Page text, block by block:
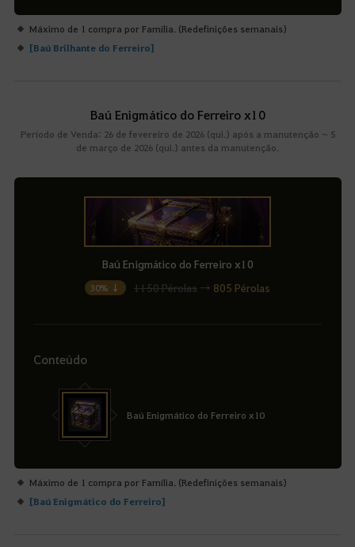
Máximo de 1 compra por Família. (Redefinições semanais)
[Baú Brilhante do Ferreiro]
Baú Enigmático do Ferreiro x10
Período de Venda: 26 de fevereiro de 2026 (qui.) após a manutenção ~ 5
de março de 2026 (qui.) antes da manutenção.
Baú Enigmático do Ferreiro x10
30% ↓ 1150 Pérolas→ 805 Pérolas
Conteúdo
Baú Enigmático do Ferreiro x10
Máximo de 1 compra por Família. (Redefinições semanais)
[Baú Enigmático do Ferreiro]